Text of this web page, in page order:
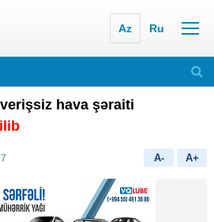
Az Ru
hava şəraiti
A- A+